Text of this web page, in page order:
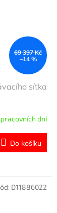
69 397 Kč
–14 %
sítka
dní
Do košíku
D11886022